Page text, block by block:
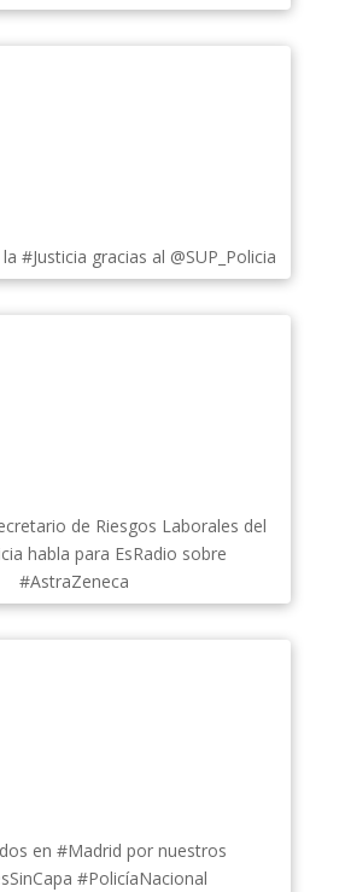
#Justicia gracias al @SUP_Policia
de Riesgos Laborales del
habla para EsRadio sobre
#AstraZeneca
en #Madrid por nuestros
#PolicíaNacional